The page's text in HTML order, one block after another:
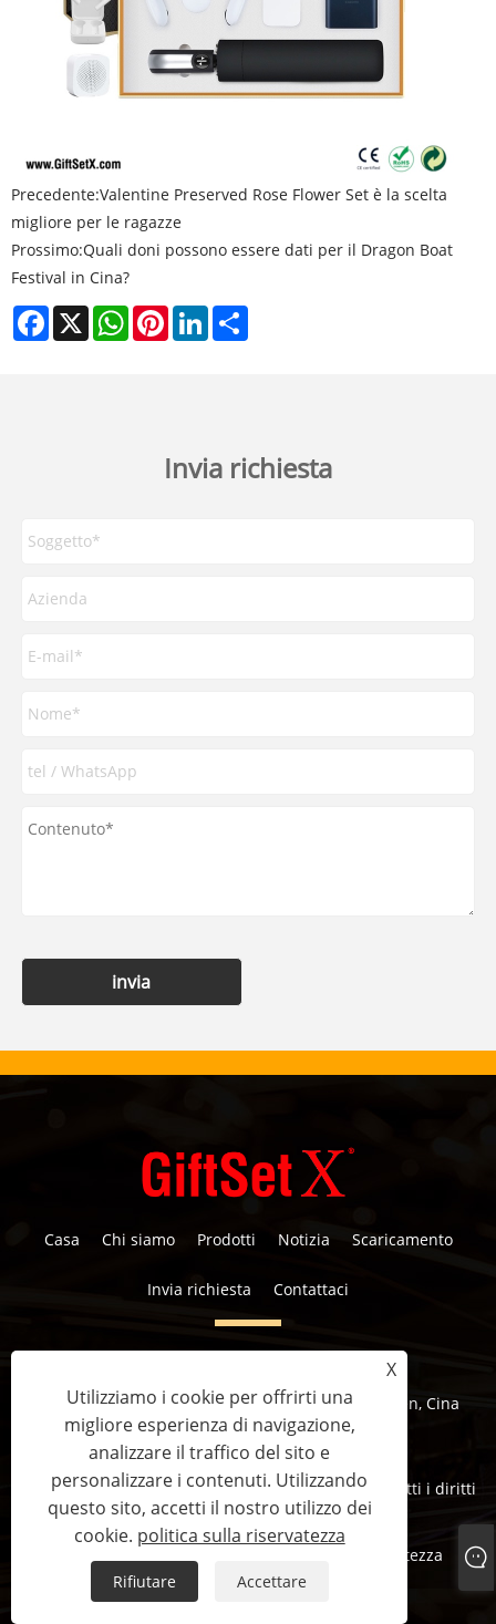
Precedente:Valentine Preserved Rose Flower Set è la scelta
migliore per le ragazze
Prossimo:Quali doni possono essere dati per il Dragon Boat
Festival in Cina?
Facebook
X WhatsAppPinterestLinkedIn
Invia richiesta
invia
Casa Chi siamo Prodotti Notizia Scaricamento
Invia richiesta Contattaci
Indirizzo:Minsheng Blvd 107, Gongming, Shenzhen, Cina
Copyright © 2023 Shenzhen Small Ordrs Co., Ltd. Tutti i diritti
riservati.
politica sulla riservatezza
X
Utilizziamo i cookie per offrirti una
migliore esperienza di navigazione,
analizzare il traffico del sito e
personalizzare i contenuti. Utilizzando
questo sito, accetti il ​​nostro utilizzo dei
cookie. politica sulla riservatezza
Rifiutare Accettare